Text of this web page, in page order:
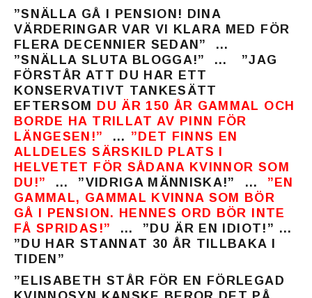
”SNÄLLA GÅ I PENSION! DINA
VÄRDERINGAR VAR VI KLARA MED FÖR
FLERA DECENNIER SEDAN” …
”SNÄLLA SLUTA BLOGGA!” … ”JAG
FÖRSTÅR ATT DU HAR ETT
KONSERVATIVT TANKESÄTT
EFTERSOM DU ÄR 150 ÅR GAMMAL OCH
BORDE HA TRILLAT AV PINN FÖR
LÄNGESEN!”
… ”DET FINNS EN
ALLDELES SÄRSKILD PLATS I
HELVETET FÖR SÅDANA KVINNOR SOM
DU!”
… ”VIDRIGA MÄNNISKA!” … ”EN
GAMMAL, GAMMAL KVINNA SOM BÖR
GÅ I PENSION. HENNES ORD BÖR INTE
FÅ SPRIDAS!”
… ”DU ÄR EN IDIOT!” …
”DU HAR STANNAT 30 ÅR TILLBAKA I
TIDEN”
”ELISABETH STÅR FÖR EN FÖRLEGAD